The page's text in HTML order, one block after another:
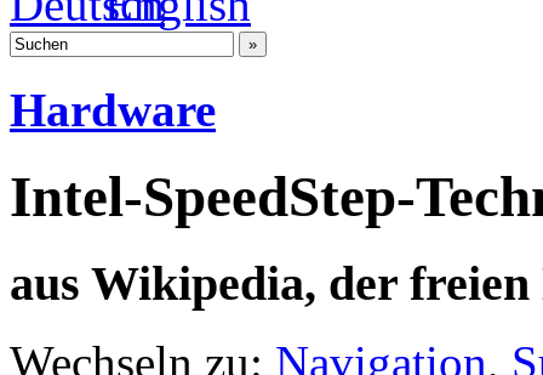
Hardware
Intel-SpeedStep-
aus Wikipedia, der
Wechseln zu: Navigation,